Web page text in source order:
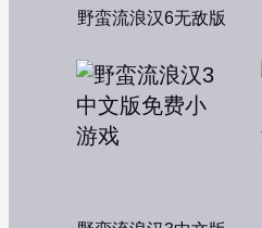
野蛮流浪汉6无敌版